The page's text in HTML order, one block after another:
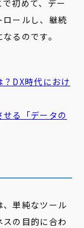
初めて、デー
ロールし、継続
るのです。
？DX時代におけ
せる「データ の
単純なツール
の目的に合わ